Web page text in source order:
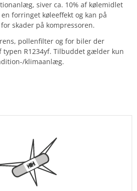
siver ca. 10% af kølemidlet
forringet køleeffekt og kan på
skader på kompressoren.
pollenfilter og for biler der
typen R1234yf. Tilbuddet gælder kun
klimaanlæg.